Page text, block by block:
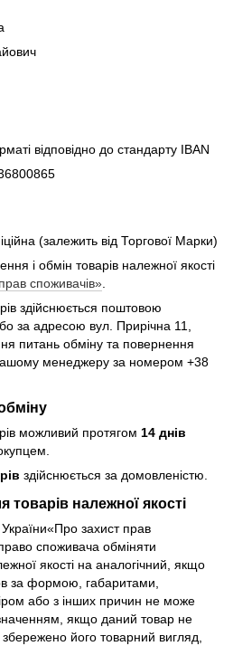
відповідно до стандарту IBAN
(залежить від Торгової Марки)
і обмін товарів належної якості
споживачів»
здійснюється поштовою
за адресою вул. Прирічна 11,
питань обміну та повернення
менеджеру за номером +38
можливий протягом 14 днів
здійснюється за домовленістю.
належної якості
захист прав
споживача обміняти
якості на аналогічний, якщо
за формою, габаритами,
або з інших причин не може
якщо даний товар не
його товарний вигляд,